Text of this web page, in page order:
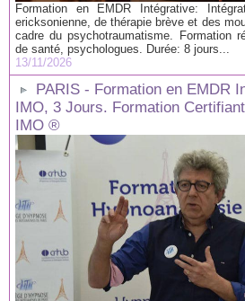
Formation en EMDR Intégrative:
ericksonienne, de thérapie brève et des
cadre du psychotraumatisme. Formation
de santé, psychologues. Durée: 8 jours...
13/11/2026
PARIS - Formation en EMDR
IMO, 3 Jours. Formation
IMO ®